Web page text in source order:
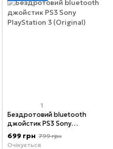
1
Бездротовий bluetooth
джойстик PS3 Sony
PlayStation 3 (Original)
699 грн 799 грн
Очікується